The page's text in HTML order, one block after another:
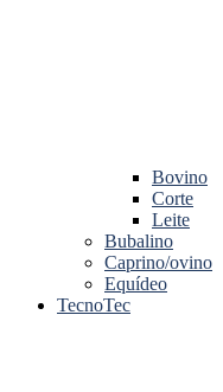
Bovino
Corte
Leite
Bubalino
Caprino/ovino
Equídeo
TecnoTec